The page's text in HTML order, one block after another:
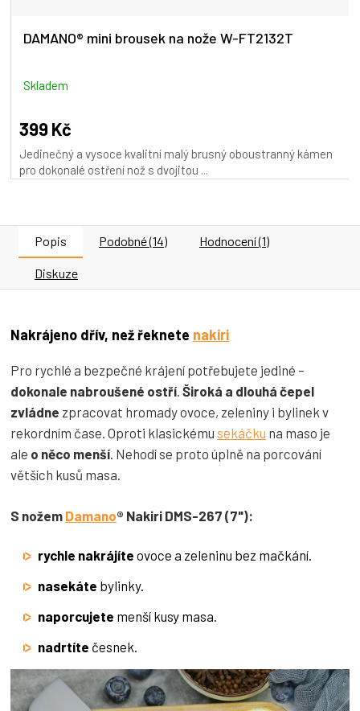
DAMANO® mini brousek na nože W-FT2132T
Skladem
399 Kč
Jedinečný a vysoce kvalitní malý brusný oboustranný kámen
pro dokonalé ostření nož s dvojitou ...
Popis Podobné (14) Hodnocení (1)
Diskuze
Nakrájeno dřív, než řeknete nakiri
Pro rychlé a bezpečné krájení potřebujete jediné –
dokonale nabroušené ostří Široká a dlouhá čepel
zvládne zpracovat hromady ovoce, zeleniny i bylinek v
rekordním čase. Oproti klasickému sekáčku na maso je
ale o něco menší . Nehodí se proto úplně na porcování
větších kusů masa.
S nožem Damano® Nakiri DMS-267 (7"):
rychle nakrájíte ovoce a zeleninu bez mačkání.
nasekáte bylinky.
naporcujete menší kusy masa.
nadrtíte česnek.